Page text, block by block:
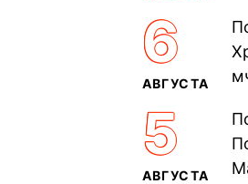
6
АВГУСТА
5
АВГУСТА